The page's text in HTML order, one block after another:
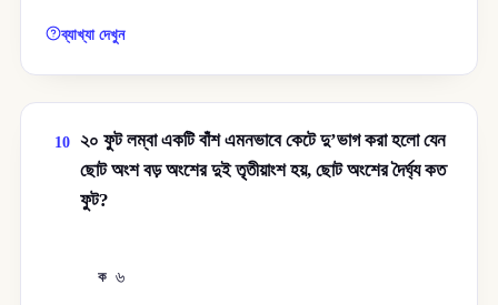
ব্যাখ্যা দেখুন
10 ২০ ফুট লম্বা একটি বাঁশ এমনভাবে কেটে দু’ভাগ করা হলো যেন
ছোট অংশ বড় অংশের দুই তৃতীয়াংশ হয়, ছোট অংশের দৈর্ঘ্য কত
ফুট?
ক ৬